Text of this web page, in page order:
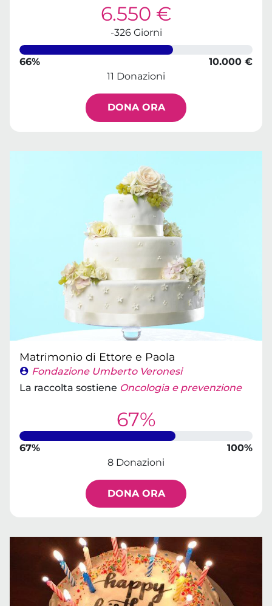
6.550 €
-326 Giorni
66%
10.000 €
11 Donazioni
DONA ORA
Matrimonio di Ettore e Paola
Fondazione Umberto Veronesi
La raccolta sostiene Oncologia e prevenzione
67%
67%
100%
8 Donazioni
DONA ORA